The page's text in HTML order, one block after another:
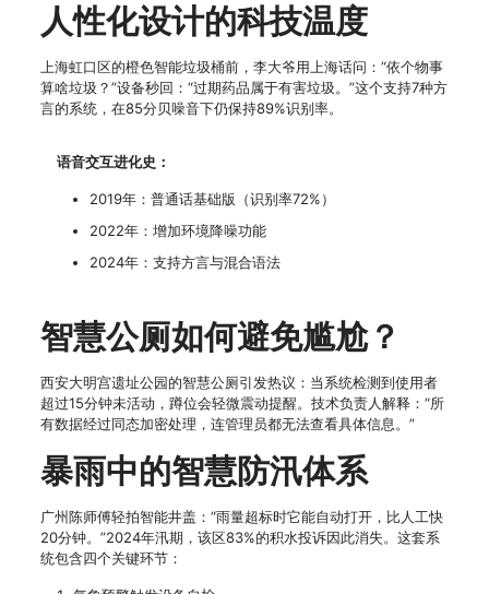
人性化设计的科技温度
上海虹口区的橙色智能垃圾桶前，李大爷用上海话问：“依个物事
算啥垃圾？”设备秒回：“过期药品属于有害垃圾。”这个支持7种方
言的系统，在85分贝噪音下仍保持89%识别率。
语音交互进化史：
2019年：普通话基础版（识别率72%）
2022年：增加环境降噪功能
2024年：支持方言与混合语法
智慧公厕如何避免尴尬？
西安大明宫遗址公园的智慧公厕引发热议：当系统检测到使用者
超过15分钟未活动，蹲位会轻微震动提醒。技术负责人解释：“所
有数据经过同态加密处理，连管理员都无法查看具体信息。”
暴雨中的智慧防汛体系
广州陈师傅轻拍智能井盖：“雨量超标时它能自动打开，比人工快
20分钟。”2024年汛期，该区83%的积水投诉因此消失。这套系
统包含四个关键环节：